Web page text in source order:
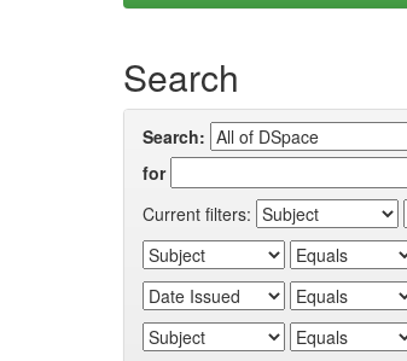
Search
Search:
for
Current filters: